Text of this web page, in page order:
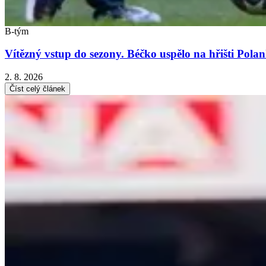
B-tým
Vítězný vstup do sezony. Béčko uspělo na hřišti
2. 8. 2026
Číst celý článek